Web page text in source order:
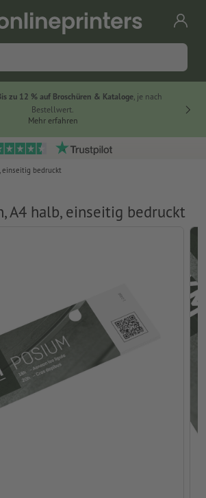
zu 12 % auf Broschüren & Kataloge, je nach
Bestellwert.
Mehr erfahren
einseitig bedruckt
A4 halb, einseitig bedruckt